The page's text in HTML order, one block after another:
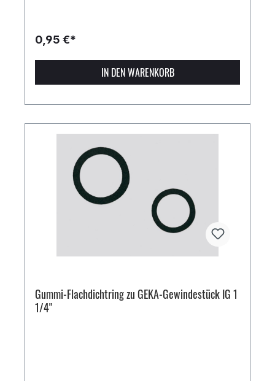
0,95 €*
IN DEN WARENKORB
Gummi-Flachdichtring zu GEKA-Gewindestück IG 1
1/4"